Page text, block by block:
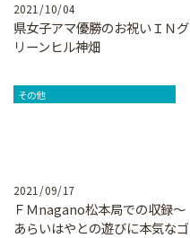
2021/10/04
県女子アマ優勝のお祝いＩＮグ
リーンヒル神畑
その他
2021/09/17
ＦＭnagano松本局での収録～
あらいはやとの遊びに本気なゴ